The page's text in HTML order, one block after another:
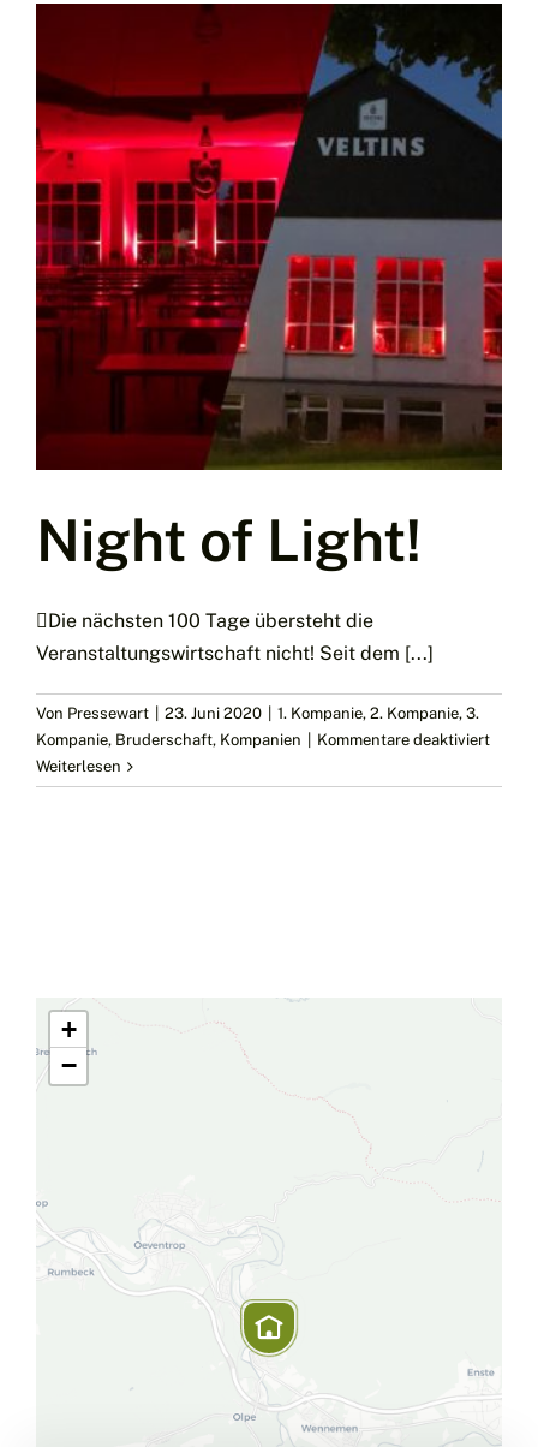
Night of Light!
Die nächsten 100 Tage übersteht die
Veranstaltungswirtschaft nicht! Seit dem [...]
Von Pressewart 23. Juni 2020 1. Kompanie, 2. Kompanie, 3.
Kompanie, Bruderschaft, Kompanien Kommentare deaktiviertfür
of
Weiterlesen
+
−